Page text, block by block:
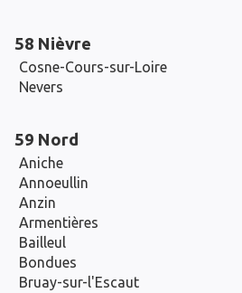
58 Nièvre
Cosne-Cours-sur-Loire
Nevers
59 Nord
Aniche
Annoeullin
Anzin
Armentières
Bailleul
Bondues
Bruay-sur-l'Escaut